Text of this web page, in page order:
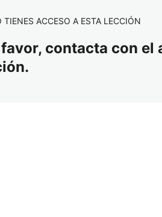
TIENES ACCESO A ESTA LECCIÓN
contacta con